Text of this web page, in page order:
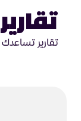
تقارير